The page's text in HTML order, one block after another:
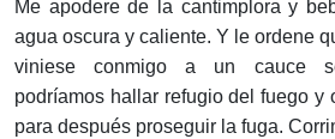
Me apodere de la cantimplora y
agua oscura y caliente. Y le ordene
viniese conmigo a un cauce
podríamos hallar refugio del fuego y
para después proseguir la fuga.